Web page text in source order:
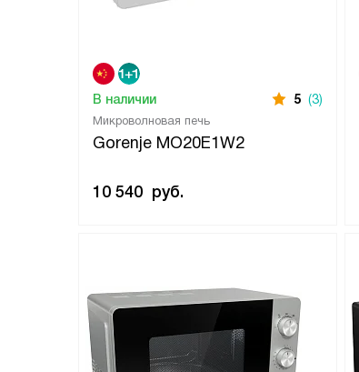
Микроволновая печь
Gorenje MO20E1W2
В наличии 5 (3)
10 540 руб.